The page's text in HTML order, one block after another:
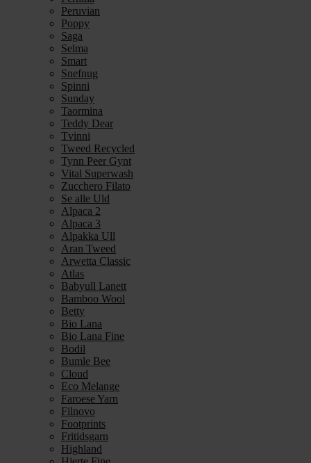
Peruvian
Poppy
Saga
Selma
Smart
Snefnug
Spinni
Sunday
Taormina
Teddy Dear
Tvinni
Tweed Recycled
Tynn Peer Gynt
Vital Superwash
Zucchero Filato
Se alle Uld
Alpaca 2
Alpaca 3
Alpakka Ull
Aran Tweed
Arwetta Classic
Atlas
Babyull Lanett
Bamboo Wool
Betty
Bio Lana
Bio Lana Fine
Bodil
Bumle Bee
Cloud
Eco Melange
Faroese Yarn
Filnovo
Footprints
Fritidsgarn
Highland